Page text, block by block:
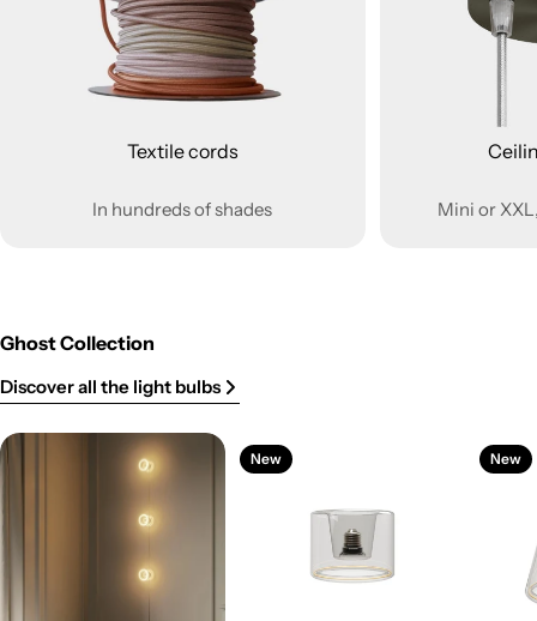
Textile cords
In hundreds of shades Mini or
Ghost Collection
Discover all the light bulbs
New New